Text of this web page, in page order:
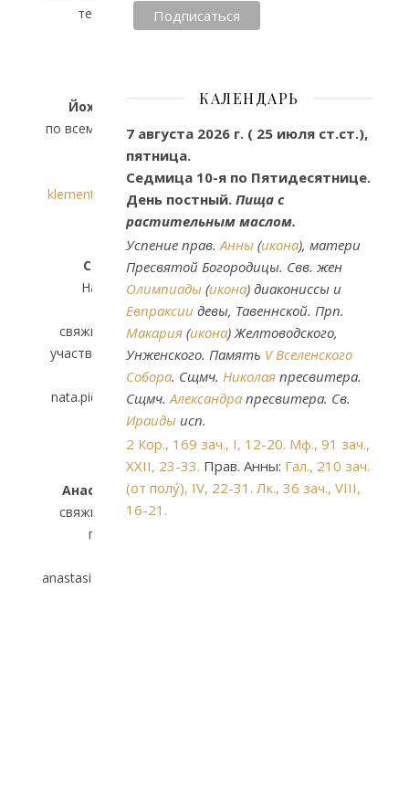
тел. 25597662
Йоханнес Ульрих
по всем организационным
вопросам
email:
klement@klementskirke.dk
Старшая сестра
Наталия Пидченко
свяжитесь, если желаете
участвовать в сестричестве
email:
nata.pidchenko79@gmail.com
Регент хора
Анастасия Чулиндина
свяжитесь, если желаете
петь на клиросе
anastasia.chulindina@gmail.com
КАЛЕНДАРЬ
7 августа 2026 г. ( 25 июля ст.ст.),
пятница.
Седмица 10-я по Пятидесятнице.
День постный. Пища с
растительным маслом.
Успение прав. Анны (икона), матери
Пресвятой Богородицы. Свв. жен
Олимпиады (икона) диакониссы и
Евпраксии девы, Тавеннской. Прп.
Макария (икона) Желтоводского,
Унженского. Память V Вселенского
Собора. Сщмч. Николая пресвитера.
Сщмч. Александра пресвитера. Св.
Ираиды исп.
2 Кор., 169 зач., I, 12-20. Мф., 91 зач.,
XXII, 23-33. Прав. Анны: Гал., 210 зач.
(от полу́), IV, 22-31. Лк., 36 зач., VIII,
16-21.